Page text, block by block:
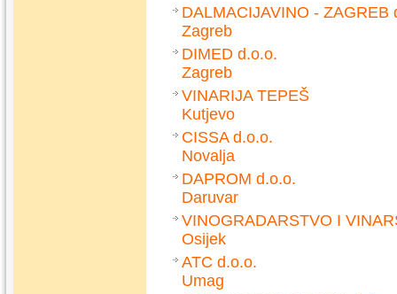
DALMACIJAVINO - ZAGREB
Zagreb
DIMED d.o.o.
Zagreb
VINARIJA TEPEŠ
Kutjevo
CISSA d.o.o.
Novalja
DAPROM d.o.o.
Daruvar
VINOGRADARSTVO I
Osijek
ATC d.o.o.
Umag